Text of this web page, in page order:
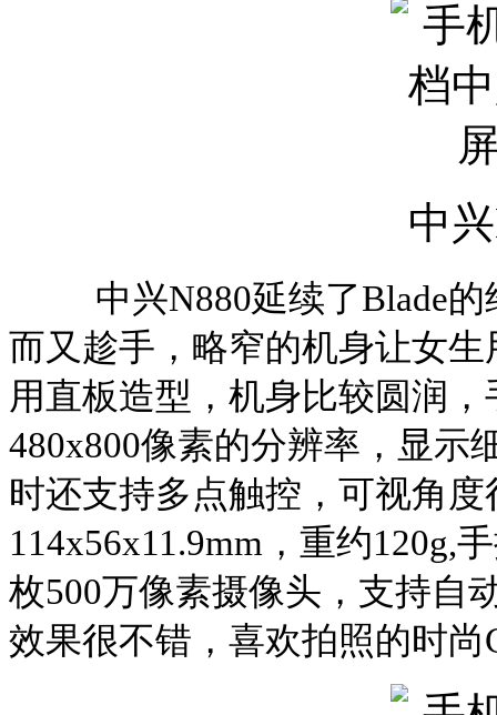
中
中兴N880延续了Blade的
而又趁手，略窄的机身让女
用直板造型，机身比较圆润
480x800像素的分辨率，显示
时还支持多点触控，可视角度
114x56x11.9mm ，重约120g,
枚500万像素摄像头，支持自
效果很不错，喜欢拍照的时尚